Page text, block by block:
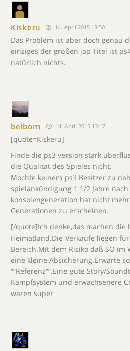
Kiskeru 14. April 2015 13:50
Das Problem ist aber doch genau
einziges der großen jap Titel ist
natürlich nichts.
belborn 14. April 2015 13:17
[quote=Kiskeru]
Finde die ps3 version stark
die Qualität des Spieles nicht.
Möchte keinem ps3 Besitzer zu
spielankündigung 1 1/2 Jahre
konsolengeneration hat nicht
Generationen zu erscheinen.
[/quote]Ich denke,das machen
Heimatland.Die Verkäufe liegen
Bereich.Mit dem Risiko daß SO
eine kleine Absicherung.Erwarte
“”Referenz””.Eine gute Story/
Kampfsystem und erwachsenere
wären super